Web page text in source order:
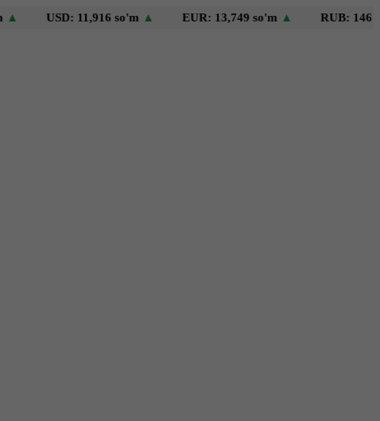
USD: 11,916 so'm▲ EUR: 13,749 so'm▲ RUB: 146 so'm▼